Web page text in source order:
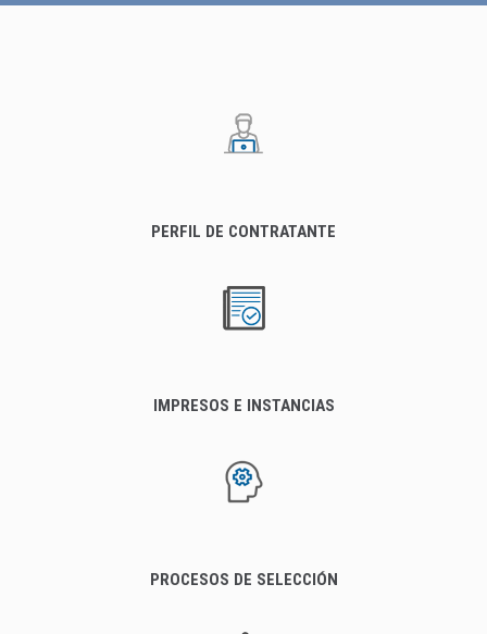
PERFIL DE CONTRATANTE
IMPRESOS E INSTANCIAS
PROCESOS DE SELECCIÓN